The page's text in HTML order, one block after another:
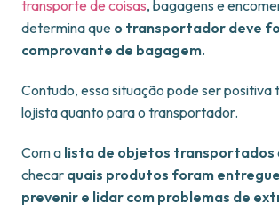
transporte de coisas, bagagens e
determina que o transportador deve
comprovante de bagagem.
Contudo, essa situação pode ser positiva
lojista quanto para o transportador.
Com a lista de objetos transportados
checar quais produtos foram
prevenir e lidar com problemas de